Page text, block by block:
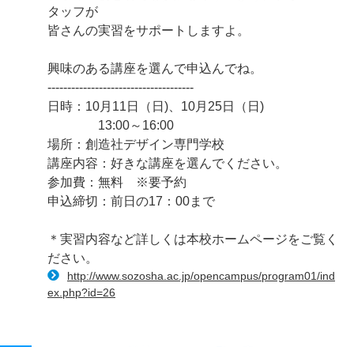
タッフが
皆さんの実習をサポートしますよ。
興味のある講座を選んで申込んでね。
-------------------------------------
日時：10月11日（日)、10月25日（日)
13:00～16:00
場所：創造社デザイン専門学校
講座内容：好きな講座を選んでください。
参加費：無料 ※要予約
申込締切：前日の17：00まで
＊実習内容など詳しくは本校ホームページをご覧く
ださい。
http://www.sozosha.ac.jp/opencampus/program01/ind
ex.php?id=26